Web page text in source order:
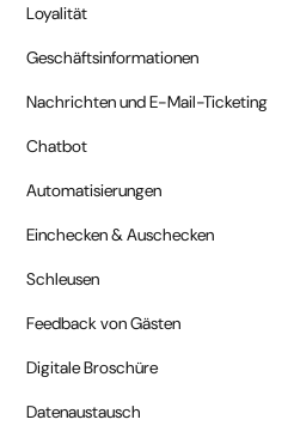
Loyalität
Geschäftsinformationen
Nachrichten und E-Mail-Ticketing
Chatbot
Automatisierungen
Einchecken & Auschecken
Schleusen
Feedback von Gästen
Digitale Broschüre
Datenaustausch